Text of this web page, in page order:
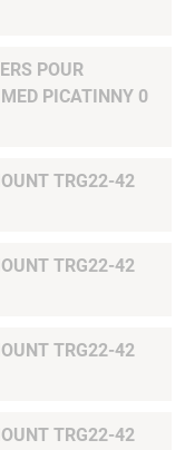
POUR
PICATINNY 0
TRG22-42
TRG22-42
TRG22-42
TRG22-42